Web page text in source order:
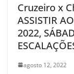
Cruzeiro x
ASSISTIR
2022,
agosto 12, 2022